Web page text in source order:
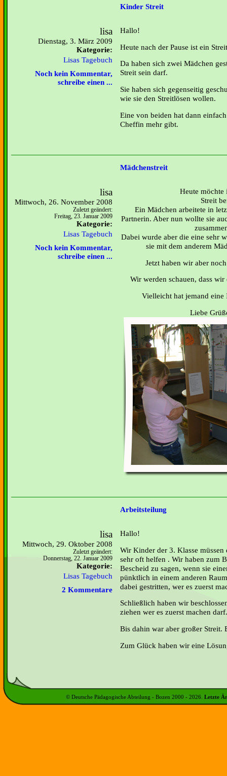
Kinder Streit
lisa
Dienstag, 3. März 2009
Kategorie:
Lisas Tagebuch
Noch kein Kommentar,
schreibe einen ...
Hallo!
Heute nach der Pause ist ein
Da haben sich zwei Mädchen
Streit sein darf.
Sie haben sich gegenseitig
wie sie den Streitlösen wollen.
Eine von beiden hat dann
Cheffin mehr gibt.
Mädchenstreit
lisa
Mittwoch, 26. November 2008
Zuletzt geändert:
Freitag, 23. Januar 2009
Kategorie:
Lisas Tagebuch
Noch kein Kommentar,
schreibe einen ...
Heute möchte
Streit
Ein Mädchen arbeitete in
Partnerin. Aber nun wollte sie
Dabei wurde aber die eine sehr
sie mit dem anderem
Jetzt haben wir aber
Wir werden schauen, dass
Vielleicht hat jemand
Liebe
Arbeitsteilung
lisa
Mittwoch, 29. Oktober 2008
Zuletzt geändert:
Donnerstag, 22. Januar 2009
Kategorie:
Lisas Tagebuch
2 Kommentare
Hallo!
Wir Kinder der 3. Klasse
sehr oft helfen . Wir haben zum
Bescheid zu sagen, wenn sie
pünktlich in einem anderen
dabei gestritten, wer es zuerst
Schließlich haben wir
ziehen wer es zuerst machen
Bis dahin war aber großer Streit.
Zum Glück haben wir eine
© Deutsche Pädagogische Abteilung - Bozen 2000 - 2026 Letzte